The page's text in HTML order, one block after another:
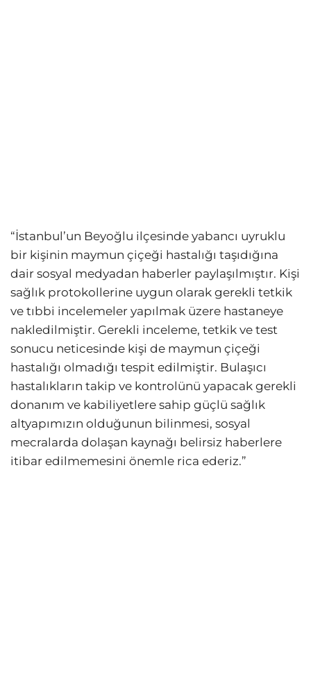
“İstanbul’un Beyoğlu ilçesinde yabancı uyruklu
bir kişinin maymun çiçeği hastalığı taşıdığına
dair sosyal medyadan haberler paylaşılmıştır. Kişi
sağlık protokollerine uygun olarak gerekli tetkik
ve tıbbi incelemeler yapılmak üzere hastaneye
nakledilmiştir. Gerekli inceleme, tetkik ve test
sonucu neticesinde kişi de maymun çiçeği
hastalığı olmadığı tespit edilmiştir. Bulaşıcı
hastalıkların takip ve kontrolünü yapacak gerekli
donanım ve kabiliyetlere sahip güçlü sağlık
altyapımızın olduğunun bilinmesi, sosyal
mecralarda dolaşan kaynağı belirsiz haberlere
itibar edilmemesini önemle rica ederiz.”